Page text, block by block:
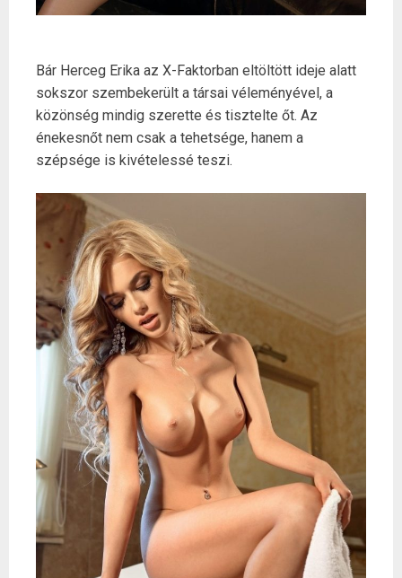
Bár Herceg Erika az X-Faktorban eltöltött ideje alatt
sokszor szembekerült a társai véleményével, a
közönség mindig szerette és tisztelte őt. Az
énekesnőt nem csak a tehetsége, hanem a
szépsége is kivételessé teszi.